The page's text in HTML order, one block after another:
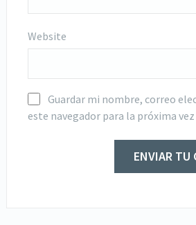
Website
Guardar mi nombre, correo
este navegador para la próxima